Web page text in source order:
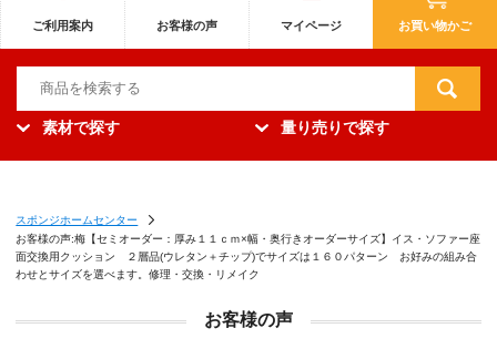
お買い物かご
マイページ
お客様の声
ご利用案内
素材で探す 量り売りで探す
スポンジホームセンター
お客様の声:梅【セミオーダー：厚み１１ｃｍ×幅・奥行きオーダーサイズ】イス・ソファー座
面交換用クッション ２層品(ウレタン＋チップ)でサイズは１６０パターン お好みの組み合
わせとサイズを選べます。修理・交換・リメイク
お客様の声